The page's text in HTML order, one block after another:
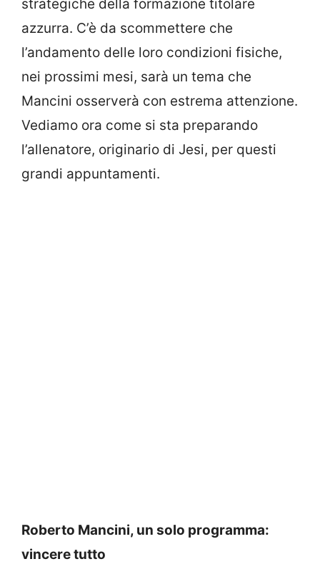
strategiche della formazione titolare
azzurra. C’è da scommettere che
l’andamento delle loro condizioni fisiche,
nei prossimi mesi, sarà un tema che
Mancini osserverà con estrema attenzione.
Vediamo ora come si sta preparando
l’allenatore, originario di Jesi, per questi
grandi appuntamenti.
Roberto Mancini, un solo programma:
vincere tutto